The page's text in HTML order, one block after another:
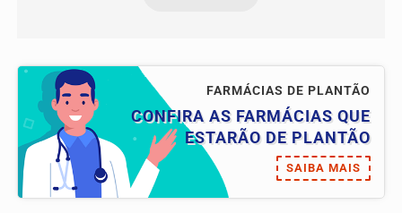
FARMÁCIAS DE PLANTÃO
CONFIRA AS FARMÁCIAS QUE
ESTARÃO DE PLANTÃO
SAIBA MAIS